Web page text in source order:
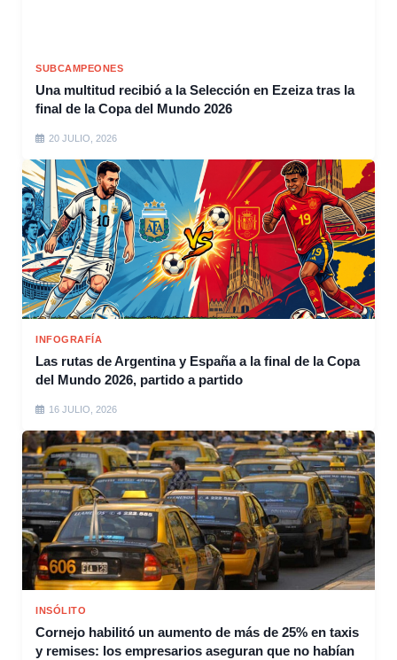
SUBCAMPEONES
Una multitud recibió a la Selección en Ezeiza tras la
final de la Copa del Mundo 2026
20 JULIO, 2026
INFOGRAFÍA
Las rutas de Argentina y España a la final de la Copa
del Mundo 2026, partido a partido
16 JULIO, 2026
INSÓLITO
Cornejo habilitó un aumento de más de 25% en taxis
y remises: los empresarios aseguran que no habían